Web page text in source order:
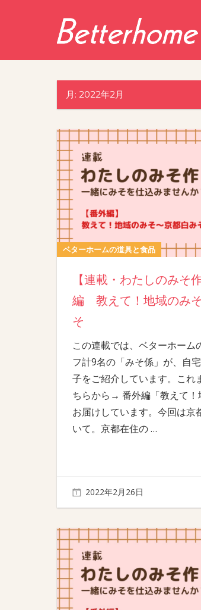
月: 2022年2月
ベターホームの道具と食品
【連載・わたしのみそ
編 教えて！地域のみ
そ
この連載では、ベターホーム
フ計9名の「みそ係」が、自
子をご紹介しています。これ
ちらから→ 番外編「教えて！
お届けしています。今回は京
いて。京都在住の…
2022年2月26日